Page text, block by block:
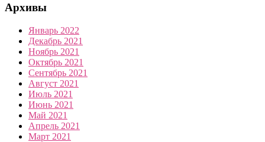
Архивы
Январь 2022
Декабрь 2021
Ноябрь 2021
Октябрь 2021
Сентябрь 2021
Август 2021
Июль 2021
Июнь 2021
Май 2021
Апрель 2021
Март 2021